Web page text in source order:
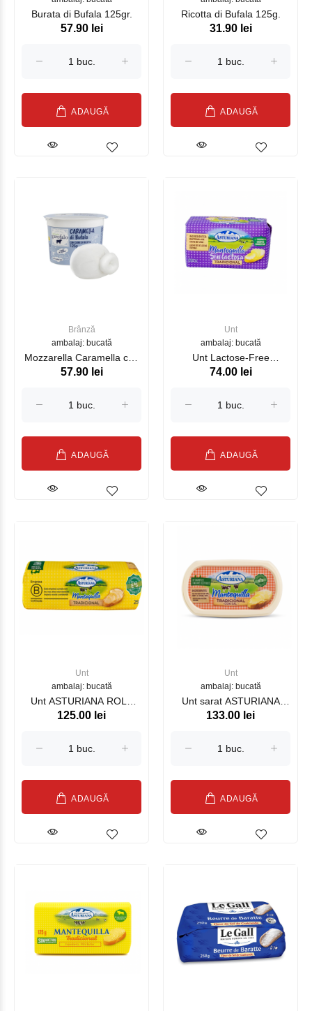
Burata di Bufala 125gr.
57.90 lei
ADAUGĂ
Ricotta di Bufala 125g.
31.90 lei
ADAUGĂ
Brânză
ambalaj: bucată
Mozzarella Caramella con
ricotta 125g.
57.90 lei
ADAUGĂ
Unt
ambalaj: bucată
Unt Lactose-Free
ASTURIANA 250 g
74.00 lei
ADAUGĂ
Unt
ambalaj: bucată
Unt ASTURIANA ROLL
250 g
125.00 lei
ADAUGĂ
Unt
ambalaj: bucată
Unt sarat ASTURIANA
TUB 250 g
133.00 lei
ADAUGĂ